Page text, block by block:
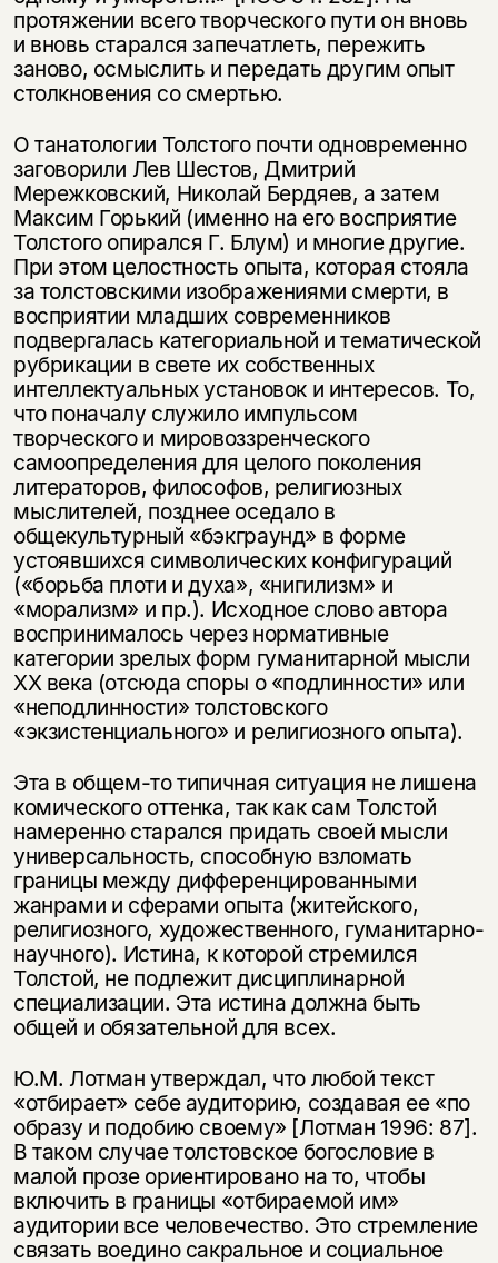
протяжении всего творческого пути он вновь
и вновь старался запечатлеть, пережить
заново, осмыслить и передать другим опыт
столкновения со смертью.
О танатологии Толстого почти одновременно
заговорили Лев Шестов, Дмитрий
Мережковский, Николай Бердяев, а затем
Максим Горький (именно на его восприятие
Толстого опирался Г. Блум) и многие другие.
При этом целостность опыта, которая стояла
за толстовскими изображениями смерти, в
восприятии младших современников
подвергалась категориальной и тематической
рубрикации в свете их собственных
интеллектуальных установок и интересов. То,
что поначалу служило импульсом
творческого и мировоззренческого
самоопределения для целого поколения
литераторов, философов, религиозных
мыслителей, позднее оседало в
общекультурный «бэкграунд» в форме
устоявшихся символических конфигураций
(«борьба плоти и духа», «нигилизм» и
«морализм» и пр.). Исходное слово автора
воспринималось через нормативные
категории зрелых форм гуманитарной мысли
XX века (отсюда споры о «подлинности» или
«неподлинности» толстовского
«экзистенциального» и религиозного опыта).
Эта в общем-то типичная ситуация не лишена
комического оттенка, так как сам Толстой
намеренно старался придать своей мысли
универсальность, способную взломать
границы между дифференцированными
жанрами и сферами опыта (житейского,
религиозного, художественного, гуманитарно-
научного). Истина, к которой стремился
Толстой, не подлежит дисциплинарной
специализации. Эта истина должна быть
общей и обязательной для всех.
Ю.М. Лотман утверждал, что любой текст
«отбирает» себе аудиторию, создавая ее «по
образу и подобию своему» [Лотман 1996: 87].
В таком случае толстовское богословие в
малой прозе ориентировано на то, чтобы
включить в границы «отбираемой им»
аудитории все человечество. Это стремление
связать воедино сакральное и социальное